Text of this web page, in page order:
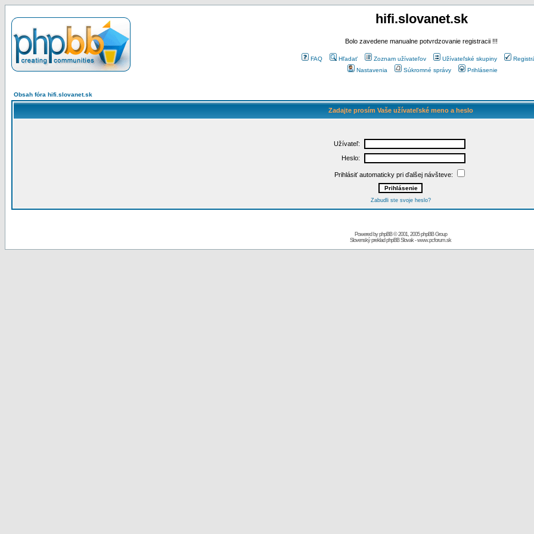
hifi.slovanet.sk
Bolo zavedene manualne potvrdzovanie registracii !!!
FAQ Hľadať Zoznam užívateľov Užívateľské skupiny
Nastavenia
Súkromné správy Prihlásenie
Obsah fóra hifi.slovanet.sk
Zadajte prosím Vaše užívateľské meno a heslo
Užívateľ:
Heslo:
Prihlásiť automaticky pri ďalšej návšteve:
Zabudli ste svoje heslo?
Powered byphpBB© 2001, 2005 phpBB Group
Slovenský preklad phpBB Slovak-www.pcforum.sk